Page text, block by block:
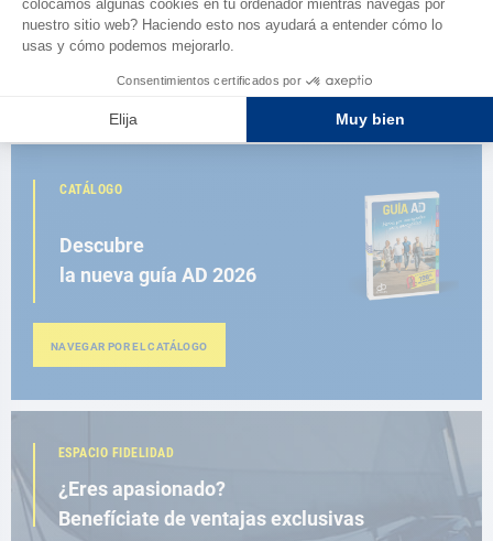
CATÁLOGO
Descubre
la nueva guía AD 2026
NAVEGAR POR EL CATÁLOGO
ESPACIO FIDELIDAD
¿Eres apasionado?
Benefíciate de ventajas exclusivas